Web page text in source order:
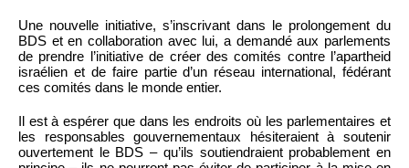
Une nouvelle initiative, s’inscrivant dans le prolongement du
BDS et en collaboration avec lui, a demandé aux parlements
de prendre l’initiative de créer des comités contre l’apartheid
israélien et de faire partie d’un réseau international, fédérant
ces comités dans le monde entier.
Il est à espérer que dans les endroits où les parlementaires et
les responsables gouvernementaux hésiteraient à soutenir
ouvertement le BDS – qu’ils soutiendraient probablement en